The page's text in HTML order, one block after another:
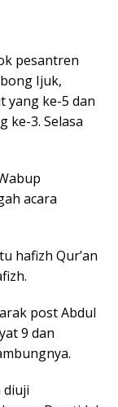
pesantren
Ijuk,
yang ke-5 dan
ke-3. Selasa
acara
hafizh Qur’an
post Abdul
9 dan
diuji